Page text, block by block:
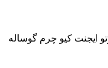
ایجنت کیو چرم گوساله